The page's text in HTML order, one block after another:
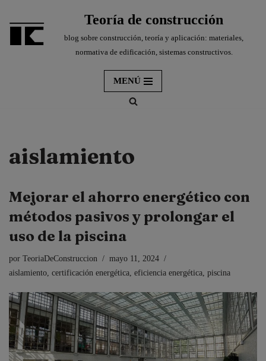
al
Teoría de construcción
blog sobre construcción, teoría y aplicación: materiales,
normativa de edificación, sistemas constructivos.
MENÚ
aislamiento
Mejorar el ahorro energético con
métodos pasivos y prolongar el
uso de la piscina
por TeoriaDeConstruccion
mayo 11, 2024
aislamiento, certificación energética, eficiencia energética, piscina